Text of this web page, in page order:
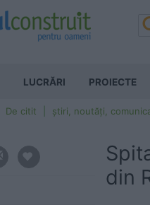
LUCRĂRI PROIECTE
De citit știri, noutăți,
din